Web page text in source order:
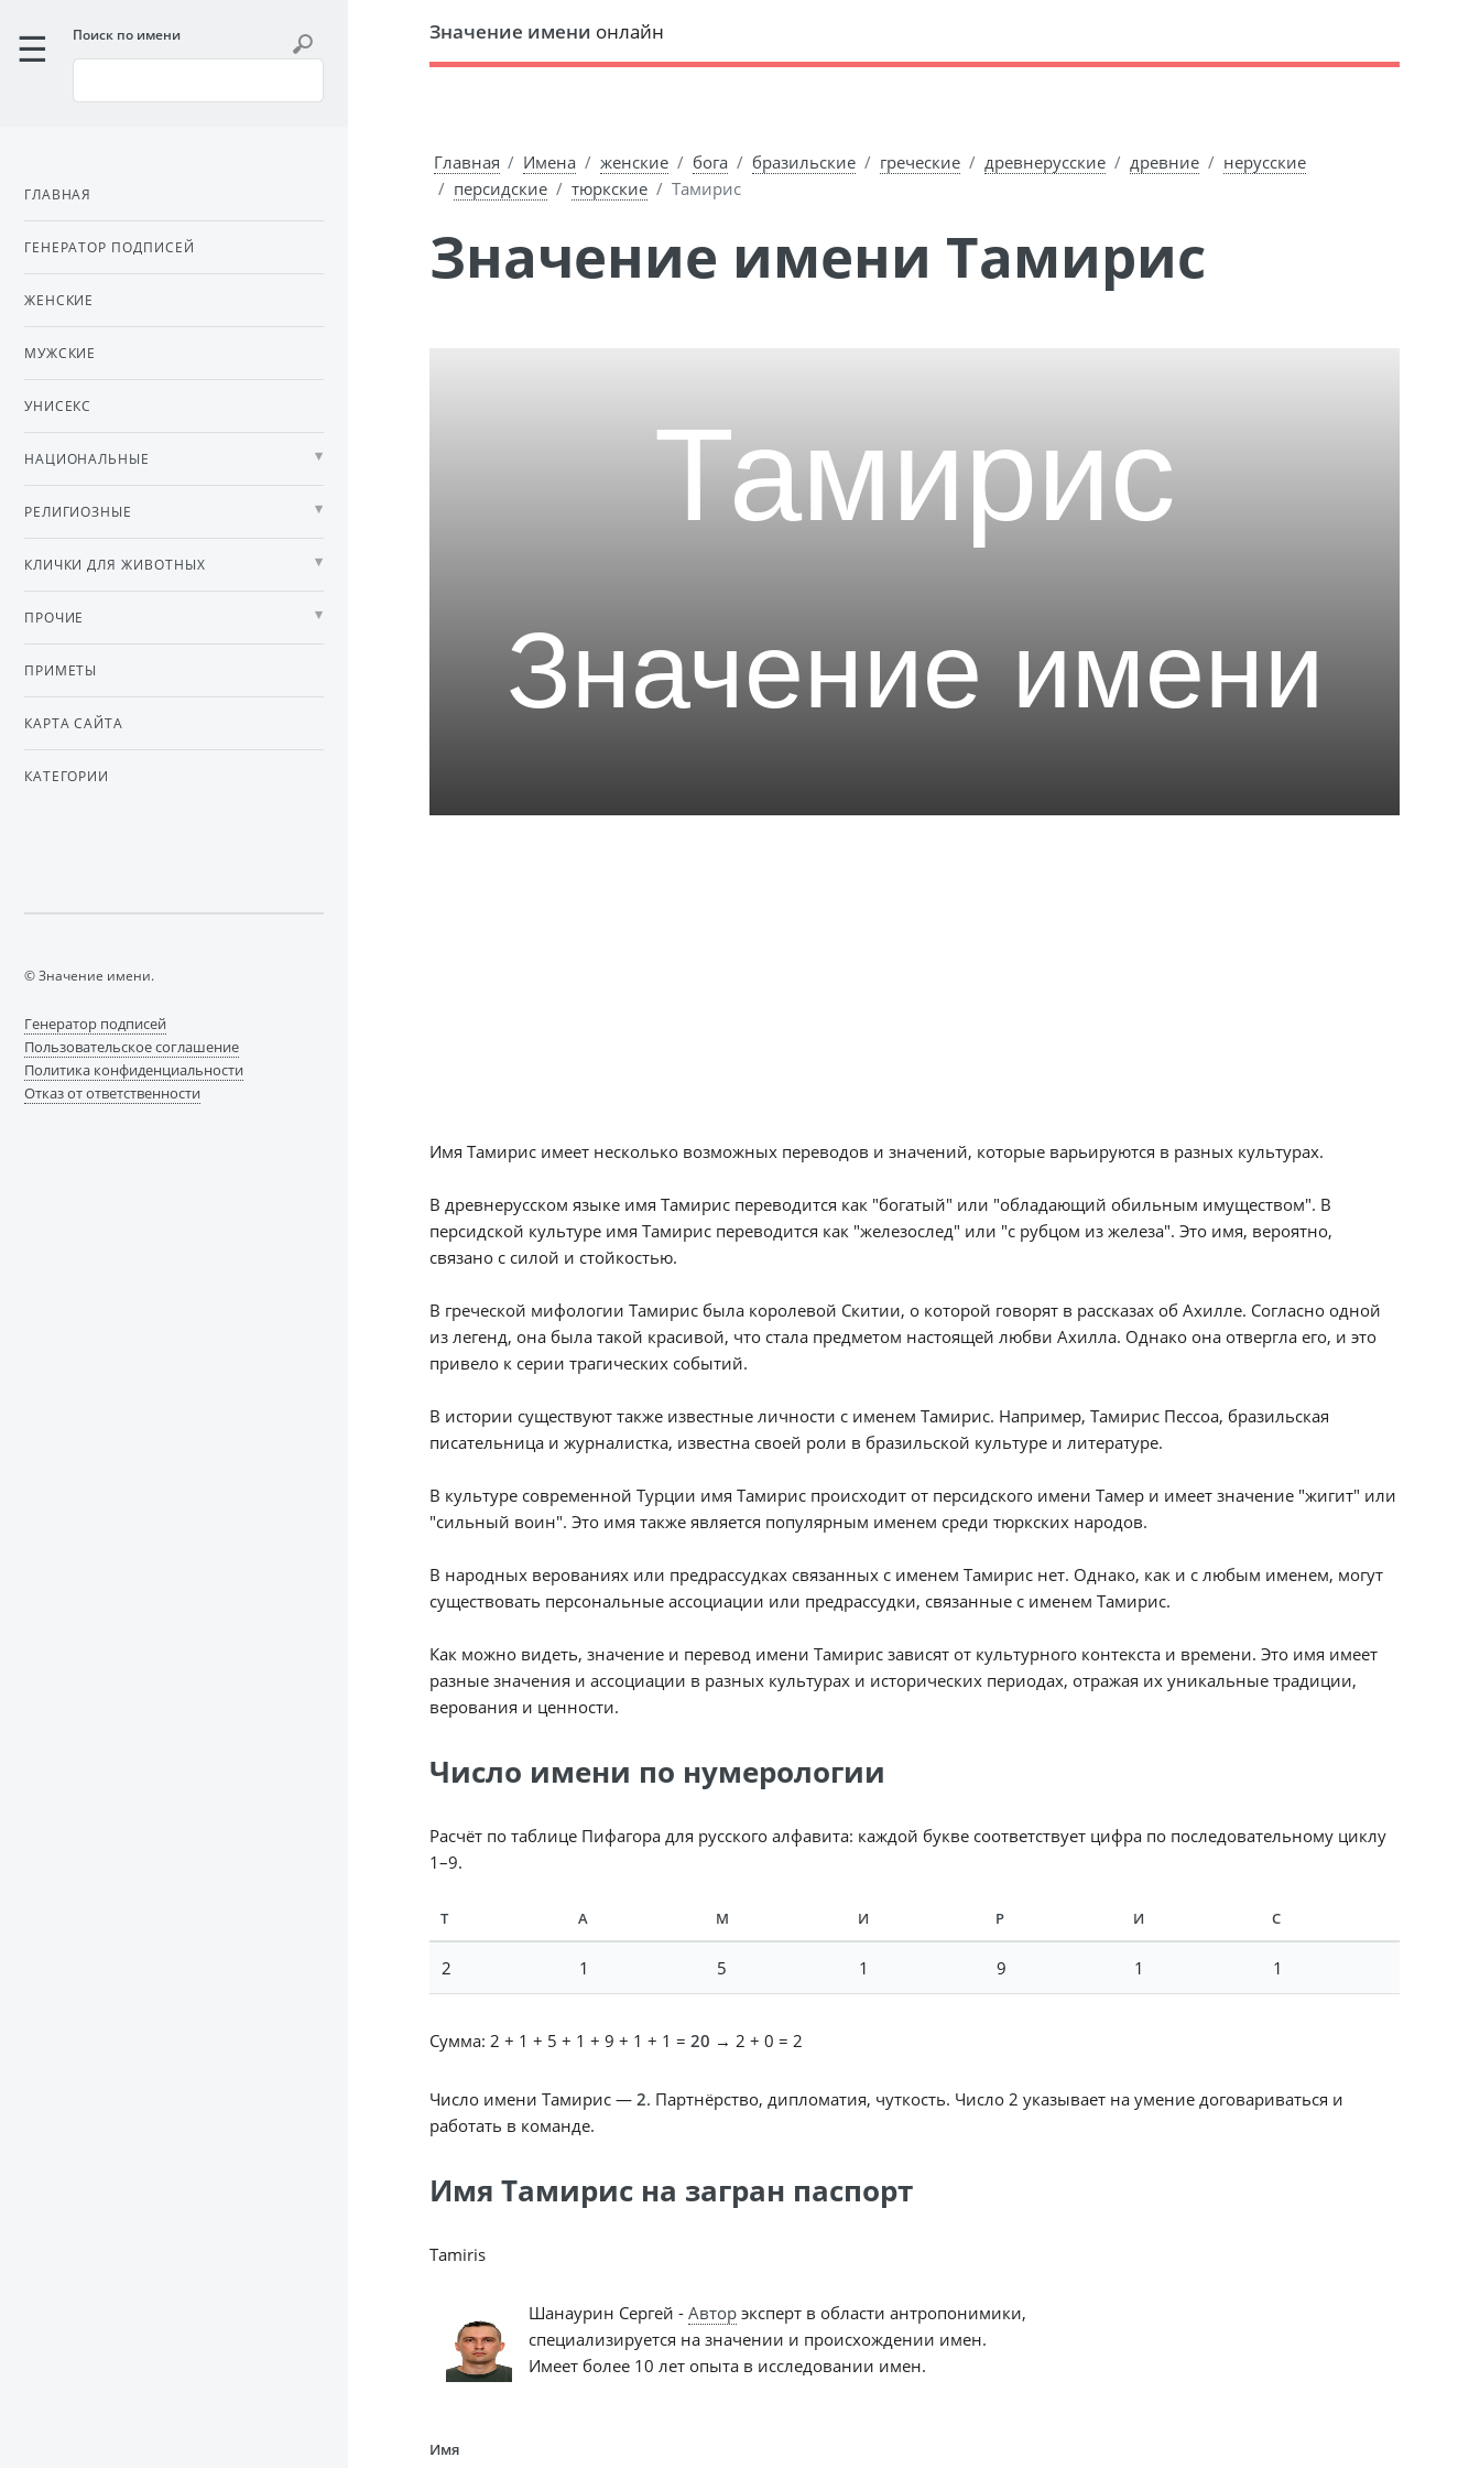
Значение имени онлайн
Главная Имена женские бога бразильские греческие древнерусские древние
нерусские
персидские
тюркские Тамирис
Значение имени Тамирис
Имя Тамирис имеет несколько возможных переводов и значений, которые варьируются в разных культурах.
В древнерусском языке имя Тамирис переводится как "богатый" или "обладающий обильным имуществом". В
персидской культуре имя Тамирис переводится как "железослед" или "с рубцом из железа". Это имя, вероятно,
связано с силой и стойкостью.
В греческой мифологии Тамирис была королевой Скитии, о которой говорят в рассказах об Ахилле. Согласно одной
из легенд, она была такой красивой, что стала предметом настоящей любви Ахилла. Однако она отвергла его, и это
привело к серии трагических событий.
В истории существуют также известные личности с именем Тамирис. Например, Тамирис Пессоа, бразильская
писательница и журналистка, известна своей роли в бразильской культуре и литературе.
В культуре современной Турции имя Тамирис происходит от персидского имени Тамер и имеет значение "жигит" или
"сильный воин". Это имя также является популярным именем среди тюркских народов.
В народных верованиях или предрассудках связанных с именем Тамирис нет. Однако, как и с любым именем, могут
существовать персональные ассоциации или предрассудки, связанные с именем Тамирис.
Как можно видеть, значение и перевод имени Тамирис зависят от культурного контекста и времени. Это имя имеет
разные значения и ассоциации в разных культурах и исторических периодах, отражая их уникальные традиции,
верования и ценности.
Число имени по нумерологии
Расчёт по таблице Пифагора для русского алфавита: каждой букве соответствует цифра по последовательному циклу
1–9.
Т А М И Р И С
2 1 5 1 9 1 1
Сумма: 2 + 1 + 5 + 1 + 9 + 1 + 1 = 20 → 2 + 0 = 2
Число имени Тамирис — 2. Партнёрство, дипломатия, чуткость. Число 2 указывает на умение договариваться и
работать в команде.
Имя Тамирис на загран паспорт
Tamiris
Шанаурин Сергей - Авторэксперт в области антропонимики,
специализируется на значении и происхождении имен.
Имеет более 10 лет опыта в исследовании имен.
Имя
Поиск по имени
ГЛАВНАЯ
ГЕНЕРАТОР ПОДПИСЕЙ
ЖЕНСКИЕ
МУЖСКИЕ
УНИСЕКС
НАЦИОНАЛЬНЫЕ
РЕЛИГИОЗНЫЕ
КЛИЧКИ ДЛЯ ЖИВОТНЫХ
ПРОЧИЕ
ПРИМЕТЫ
КАРТА САЙТА
КАТЕГОРИИ
© Значение имени.
Генератор подписей
Пользовательское соглашение
Политика конфиденциальности
Отказ от ответственности